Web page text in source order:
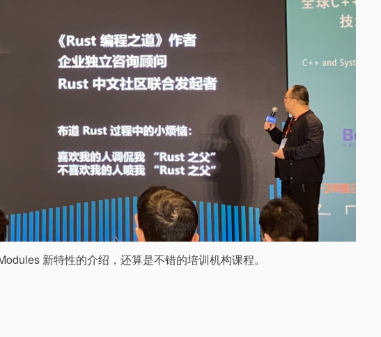
新特性的介绍，还算是不错的培训机构课程。